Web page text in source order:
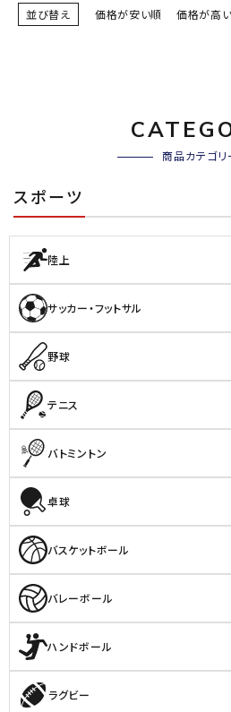
並び替え 価格が安い順 価格が高
商品カテゴリ
スポーツ
陸上
サッカー・フットサル
野球
テニス
バトミントン
卓球
バスケットボール
バレーボール
ハンドボール
ラグビー